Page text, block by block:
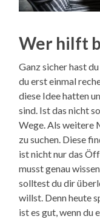
Wer hilft
Ganz sicher hast
du erst einmal
diese Idee hatten
sind. Ist das nicht
Wege. Als weitere
zu suchen. Diese
ist nicht nur das
musst genau
solltest du dir
willst. Denn heute
ist es gut, wenn du